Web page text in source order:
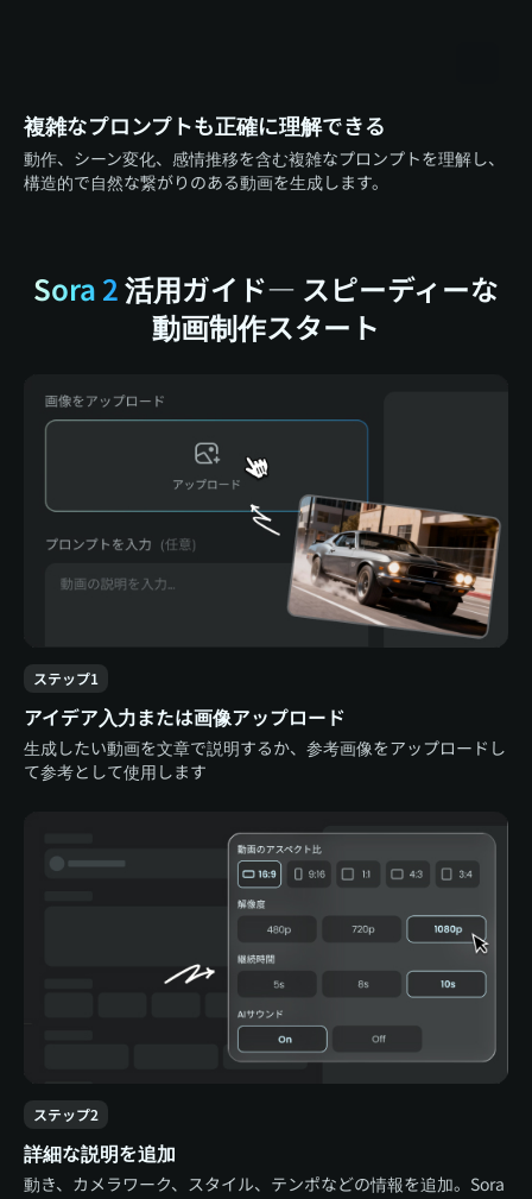
複雑なプロンプトも正確に理解できる
動作、シーン変化、感情推移を含む複雑なプロンプトを理解し、
構造的で自然な繋がりのある動画を生成します。
Sora 2活用ガイド— スピーディーな
動画制作スタート
ステップ1
アイデア入力または画像アップロード
生成したい動画を文章で説明するか、参考画像をアップロードし
て参考として使用します
ステップ2
詳細な説明を追加
動き、カメラワーク、スタイル、テンポなどの情報を追加。Sora